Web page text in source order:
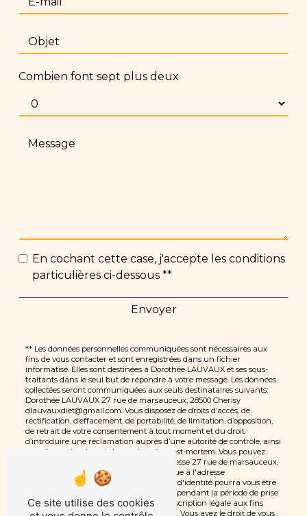
Combien font sept plus deux
En cochant cette case, j'accepte les conditions
particulières ci-dessous **
Envoyer
** Les données personnelles communiquées sont nécessaires aux
fins de vous contacter et sont enregistrées dans un fichier
informatisé. Elles sont destinées à Dorothée LAUVAUX et ses sous-
traitants dans le seul but de répondre à votre message. Les données
collectées seront communiquées aux seuls destinataires suivants:
Dorothée LAUVAUX 27 rue de marsauceux, 28500 Cherisy
dlauvauxdiet@gmail.com. Vous disposez de droits d’accès, de
rectification, d’effacement, de portabilité, de limitation, d’opposition,
de retrait de votre consentement à tout moment et du droit
d’introduire une réclamation auprès d’une autorité de contrôle, ainsi
que d’organiser le sort de vos données post-mortem. Vous pouvez
exercer ces droits par voie postale à l'adresse 27 rue de marsauceux,
28500 Cherisy ou par courrier électronique à l'adresse
dlauvauxdiet@gmail.com. Un justificatif d'identité pourra vous être
demandé. Nous conservons vos données pendant la période de prise
de contact puis pendant la durée de prescription légale aux fins
probatoires et de gestion des contentieux. Vous avez le droit de vous
Ce site utilise des cookies